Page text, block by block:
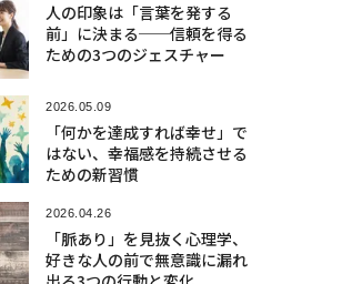
人の印象は「言葉を発する
前」に決まる──信頼を得る
ための3つのジェスチャー
2026.05.09
「何かを達成すれば幸せ」で
はない、幸福感を持続させる
ための新習慣
2026.04.26
「脈あり」を見抜く心理学、
好きな人の前で無意識に漏れ